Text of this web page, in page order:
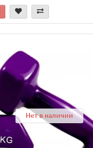
Нет в наличии